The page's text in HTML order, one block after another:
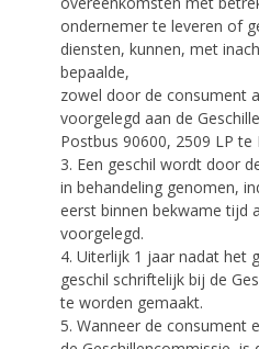
ondernemer te leveren of
diensten, kunnen, met
bepaalde,
zowel door de consument
voorgelegd aan de
Postbus 90600, 2509 LP te
3. Een geschil wordt door
in behandeling genomen,
eerst binnen bekwame tijd
voorgelegd.
4. Uiterlijk 1 jaar nadat het
geschil schriftelijk bij de
te worden gemaakt.
5. Wanneer de consument